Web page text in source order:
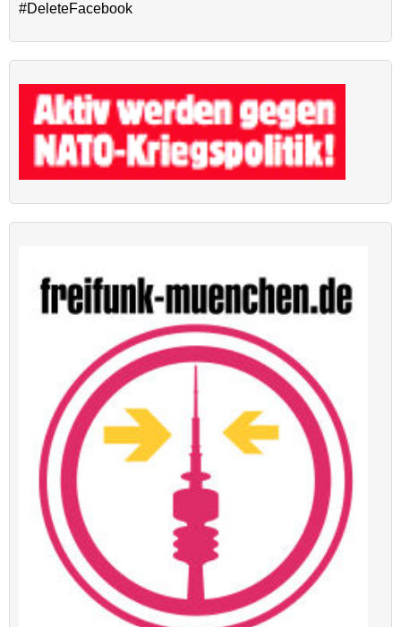
#DeleteFacebook